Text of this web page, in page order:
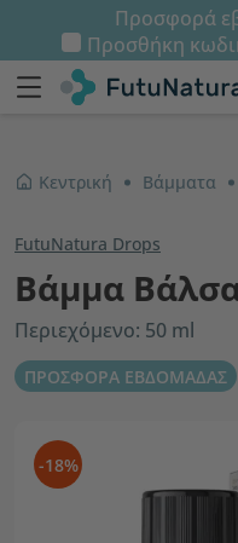
Προσφορά
Προσθήκη
Κεντρική Βάμματα
FutuNatura Drops
Βάμμα
Περιεχόμενο: 50 ml
ΠΡΟΣΦΟΡΑ ΕΒΔΟΜΑΔΑΣ
-18%